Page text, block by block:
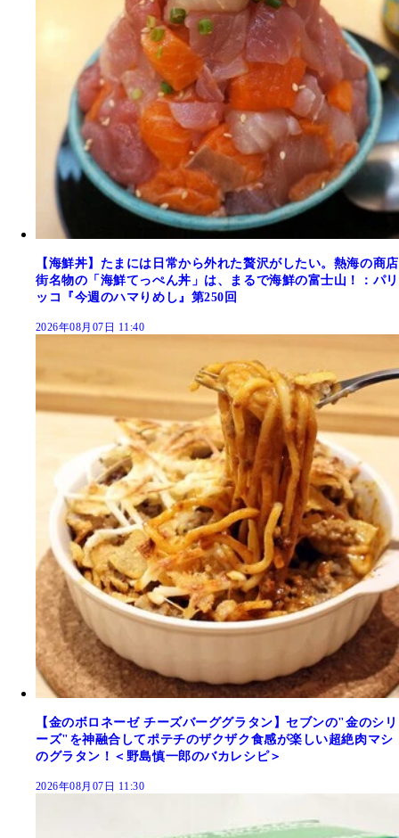
【海鮮丼】たまには日常から外れた贅沢がしたい。熱海の商店
街名物の「海鮮てっぺん丼」は、まるで海鮮の富士山！：パリ
ッコ『今週のハマりめし』第250回
2026年08月07日 11:40
【金のボロネーゼ チーズバーググラタン】セブンの"金のシリ
ーズ"を神融合してポテチのザクザク食感が楽しい超絶肉マシ
のグラタン！＜野島慎一郎のバカレシピ＞
2026年08月07日 11:30